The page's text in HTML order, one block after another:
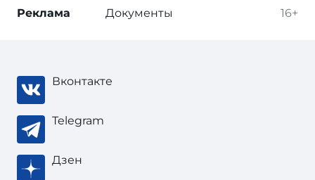
16+
Реклама Документы
Вконтакте
Telegram
Дзен